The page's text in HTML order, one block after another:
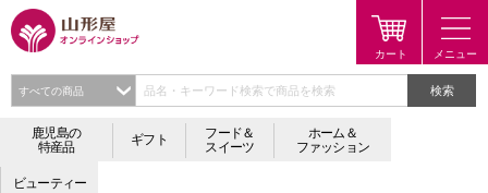
検索
鹿児島の
特産品
ギフト
フード＆
スイーツ
ホーム＆
ファッション
ビューティー